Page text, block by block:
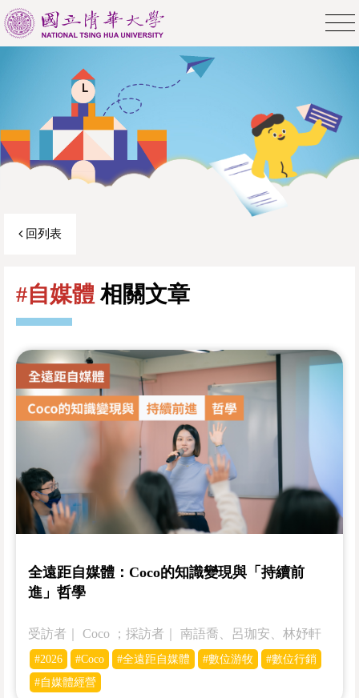
回列表
#自媒體 相關文章
全遠距自媒體：Coco的知識變現與「持續前
進」哲學
受訪者｜ Coco ；採訪者｜ 南語喬、呂珈安、林妤軒
#2026 #Coco #全遠距自媒體 #數位游牧
#數位行銷
#自媒體經營